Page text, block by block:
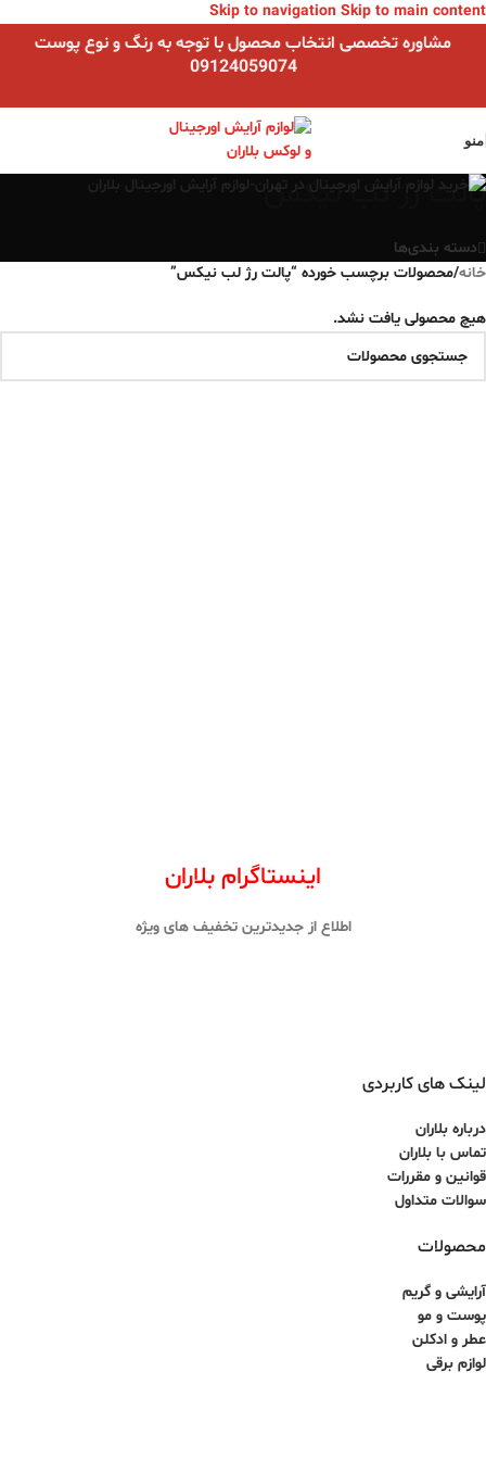
Skip to navigation Skip to main content
مشاوره تخصصی انتخاب محصول با توجه به رنگ و نوع پوست
09124059074
منو
پالت رژ لب نیکس
دسته بندی‌ها
خانه/محصولات برچسب خورده “پالت رژ لب نیکس”
هیچ محصولی یافت نشد.
اینستاگرام بلاران
اطلاع از جدیدترین تخفیف های ویژه
لینک های کاربردی
درباره بلاران
تماس با بلاران
قوانین و مقررات
سوالات متداول
محصولات
آرایشی و گریم
پوست و مو
عطر و ادکلن
لوازم برقی